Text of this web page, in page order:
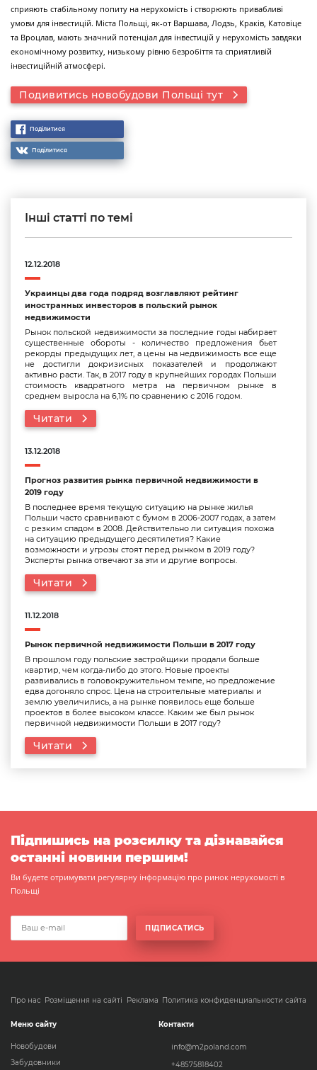
сприяють стабільному попиту на нерухомість і створюють привабливі
умови для інвестицій. Міста Польщі, як-от Варшава, Лодзь, Краків, Катовіце
та Вроцлав, мають значний потенціал для інвестицій у нерухомість завдяки
економічному розвитку, низькому рівню безробіття та сприятливій
інвестиційній атмосфері.
Подивитись новобудови Польщі тут
Поділитися
Поділитися
Інші статті по темі
12.12.2018
Украинцы два года подряд возглавляют рейтинг
иностранных инвесторов в польский рынок
недвижимости
Рынок польской недвижимости за последние годы набирает
существенные обороты - количество предложения бьет
рекорды предыдущих лет, а цены на недвижимость все еще
не достигли докризисных показателей и продолжают
активно расти. Так, в 2017 году в крупнейших городах Польши
стоимость квадратного метра на первичном рынке в
среднем выросла на 6,1% по сравнению с 2016 годом.
Читати
13.12.2018
Прогноз развития рынка первичной недвижимости в
2019 году
В последнее время текущую ситуацию на рынке жилья
Польши часто сравнивают с бумом в 2006-2007 годах, а затем
с резким спадом в 2008. Действительно ли ситуация похожа
на ситуацию предыдущего десятилетия? Какие
возможности и угрозы стоят перед рынком в 2019 году?
Эксперты рынка отвечают за эти и другие вопросы.
Читати
11.12.2018
Рынок первичной недвижимости Польши в 2017 году
В прошлом году польские застройщики продали больше
квартир, чем когда-либо до этого. Новые проекты
развивались в головокружительном темпе, но предложение
едва догоняло спрос. Цена на строительные материалы и
землю увеличились, а на рынке появилось еще больше
проектов в более высоком классе. Каким же был рынок
первичной недвижимости Польши в 2017 году?
Читати
Підпишись на розсилку та дізнавайся
останні новини першим!
Ви будете отримувати регулярну інформацію про ринок нерухомості в
Польщі
ПІДПИСАТИСЬ
Про нас Розміщення на сайті Реклама Политика конфиденциальности сайта
Меню сайту
Новобудови
Забудовники
Контакти
info@m2poland.com
+48575818402